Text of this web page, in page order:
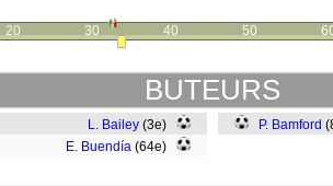
20 30 40 50
BUTEURS
L. Bailey (3e)
E. Buendía (64e)
P. Bamford